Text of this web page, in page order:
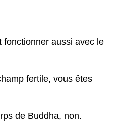
fonctionner aussi avec le
fertile, vous êtes
de Buddha, non.